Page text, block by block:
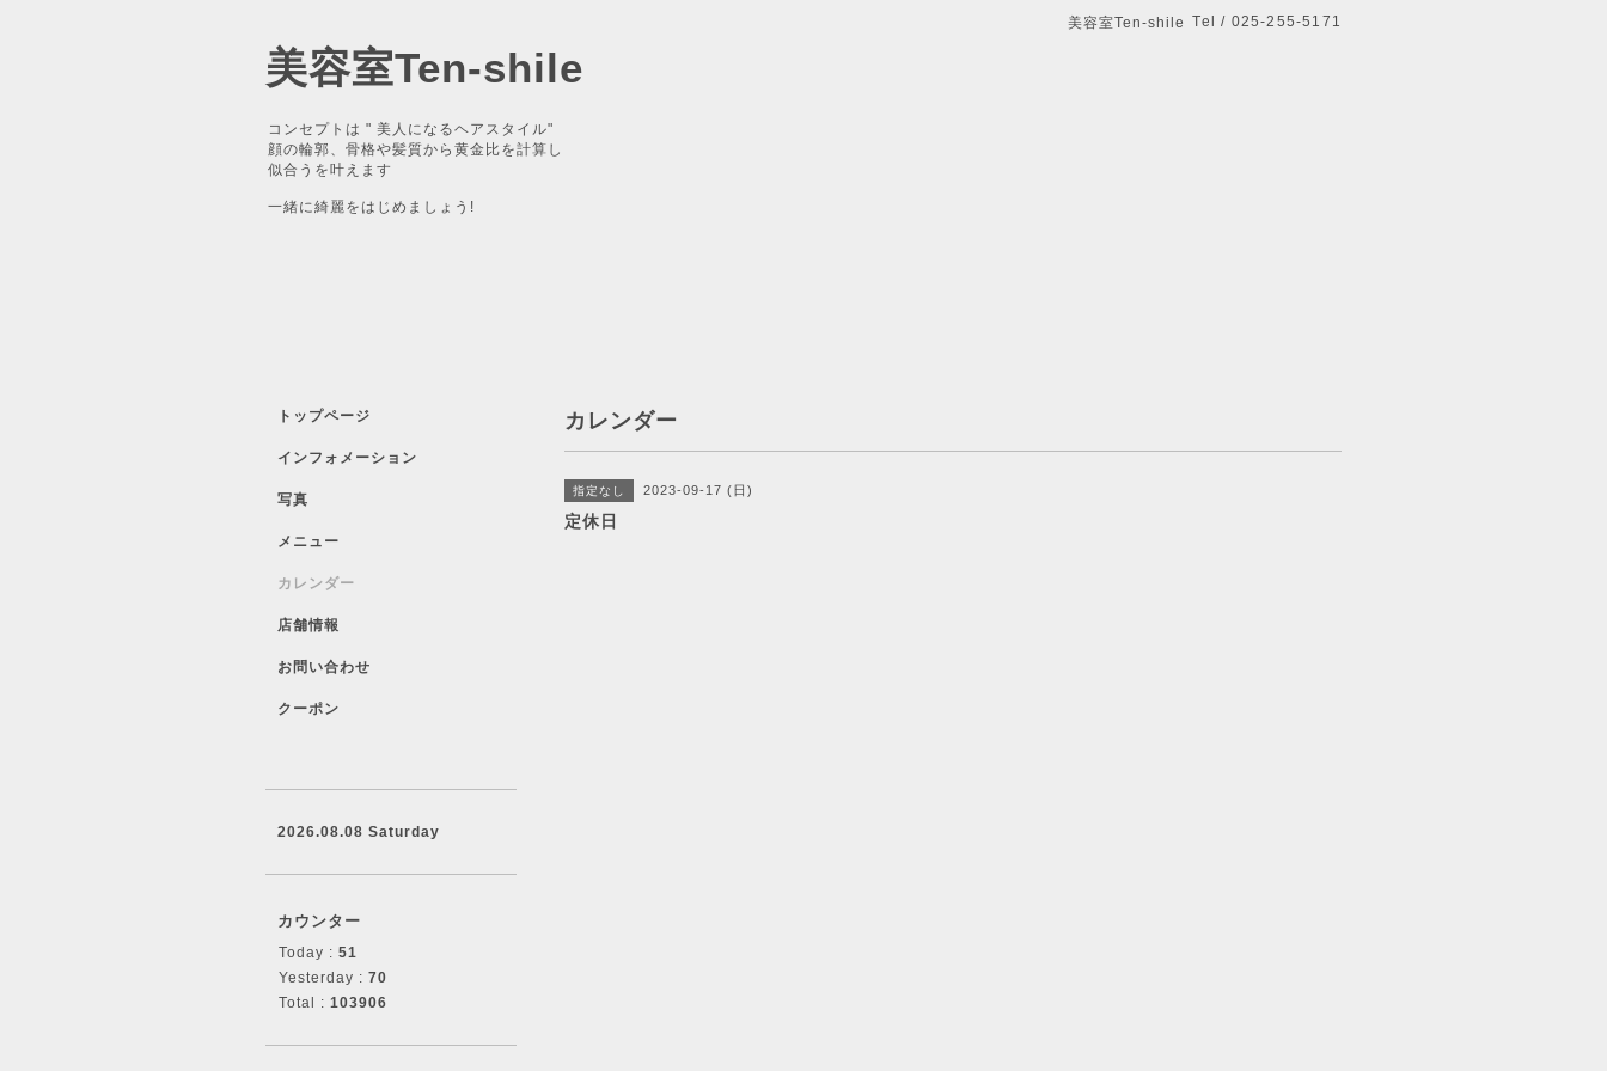
美容室Ten-shile Tel / 025-255-5171
美容室Ten-shile
コンセプトは " 美人になるヘアスタイル"
顔の輪郭、骨格や髪質から黄金比を計算し
似合うを叶えます
一緒に綺麗をはじめましょう!
カレンダー
指定なし 2023-09-17 (日)
定休日
トップページ
インフォメーション
写真
メニュー
カレンダー
店舗情報
お問い合わせ
クーポン
2026.08.08 Saturday
カウンター
Today : 51
Yesterday : 70
Total : 103906